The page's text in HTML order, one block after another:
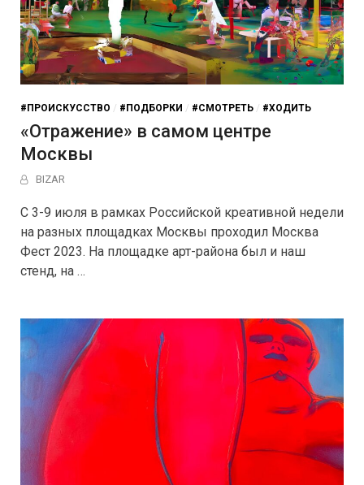
#ПРОИСКУССТВО / #ПОДБОРКИ / #СМОТРЕТЬ / #ХОДИТЬ
«Отражение» в самом центре
Москвы
BIZAR
С 3-9 июля в рамках Российской креативной недели
на разных площадках Москвы проходил Москва
Фест 2023. На площадке арт-района был и наш
стенд, на …